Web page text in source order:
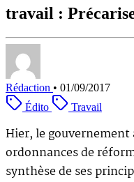
travail :
Rédaction • 01/09/2017
Édito
Travail
Hier, le
ordonnances de
synthèse de ses